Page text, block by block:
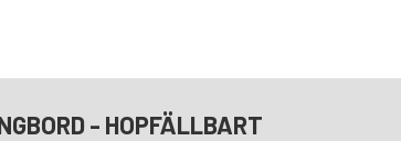
- HOPFÄLLBART